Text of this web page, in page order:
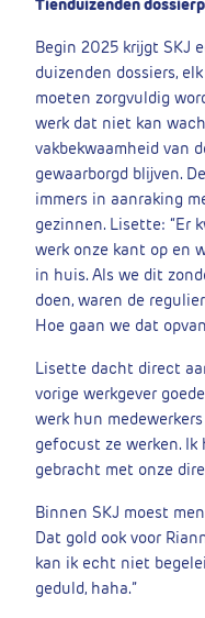
Tienduizenden
Begin 2025 krijgt SKJ
duizenden dossiers,
moeten zorgvuldig
werk dat niet kan
vakbekwaamheid van
gewaarborgd blijven.
immers in aanraking
gezinnen. Lisette: “Er
werk onze kant op en
in huis. Als we dit
doen, waren de
Hoe gaan we dat
Lisette dacht direct
vorige werkgever
werk hun
gefocust ze werken.
gebracht met onze
Binnen SKJ moest
Dat gold ook voor
kan ik echt niet
geduld, haha.”